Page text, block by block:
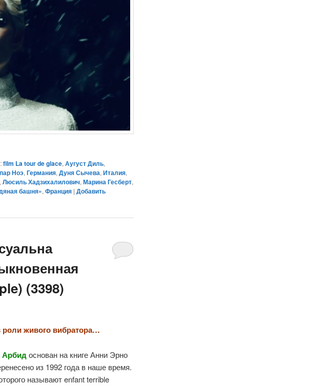
film La tour de glace,Аугуст Диль,
Ноэ,Германия,Дуня Сычева,Италия,
,Люсиль Хадзихалилович,Марина Гесберт,
башня»,Франция |Добавить
(3398)
роли живого вибратора…
Арбидоснован на книге Анни Эрно
из 1992 года в наше время.
называют enfant terrible